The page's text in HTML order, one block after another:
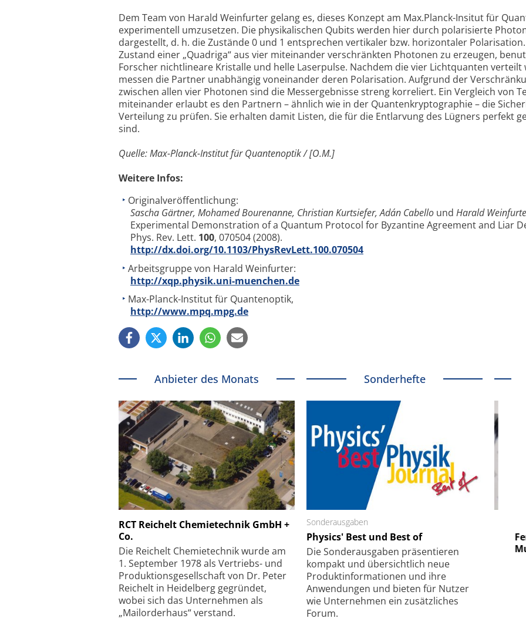
Dem Team von Harald Weinfurter gelang es, dieses Konzept am Max.Planck-Insitut für
experimentell umzusetzen. Die physikalischen Qubits werden hier durch polarisierte
dargestellt, d. h. die Zustände 0 und 1 entsprechen vertikaler bzw. horizontaler
Zustand einer „Quadriga“ aus vier miteinander verschränkten Photonen zu erzeugen,
Forscher nichtlineare Kristalle und helle Laserpulse. Nachdem die vier Lichtquanten verteilt
messen die Partner unabhängig voneinander deren Polarisation. Aufgrund der
zwischen allen vier Photonen sind die Messergebnisse streng korreliert. Ein Vergleich von
miteinander erlaubt es den Partnern – ähnlich wie in der Quantenkryptographie – die
Verteilung zu prüfen. Sie erhalten damit Listen, die für die Entlarvung des Lügners perfekt
sind.
Quelle: Max-Planck-Institut für Quantenoptik / [O.M.]
Weitere Infos:
Originalveröffentlichung:
Sascha Gärtner, Mohamed Bourenanne, Christian Kurtsiefer, Adán Cabello und Harald
Experimental Demonstration of a Quantum Protocol for Byzantine Agreement and Liar
Phys. Rev. Lett. 100, 070504 (2008).
http://dx.doi.org/10.1103/PhysRevLett.100.070504
Arbeitsgruppe von Harald Weinfurter:
http://xqp.physik.uni-muenchen.de
Max-Planck-Institut für Quantenoptik,
http://www.mpq.mpg.de
Anbieter des Monats
RCT Reichelt Chemietechnik GmbH +
Co.
Die Reichelt Chemietechnik wurde am
1. September 1978 als Vertriebs- und
Produktionsgesellschaft von Dr. Peter
Reichelt in Heidelberg gegründet,
wobei sich das Unternehmen als
„Mailorderhaus“ verstand.
Sonderhefte
Sonderausgaben
Physics' Best und Best of
Die Sonder­ausgaben präsentieren
kompakt und übersichtlich neue
Produkt­informationen und ihre
Anwendungen und bieten für Nutzer
wie Unternehmen ein zusätzliches
Forum.
Schäfter + Kirchhoff GmbH
Feinfokussierungsmechanismus
Elektronenmikroskopie auf
kleinstem Raum